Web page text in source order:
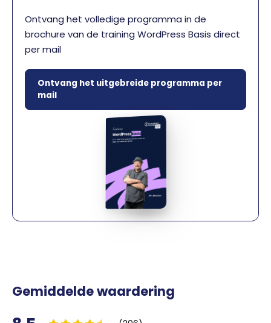
Ontvang het volledige programma in de
brochure van de training WordPress Basis direct
per mail
Ontvang het uitgebreide programma per
mail
Gemiddelde waardering